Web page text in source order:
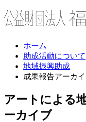
ホーム
助成活動について
地域振興助成
成果報告アーカ
アートによる
ーカイブ